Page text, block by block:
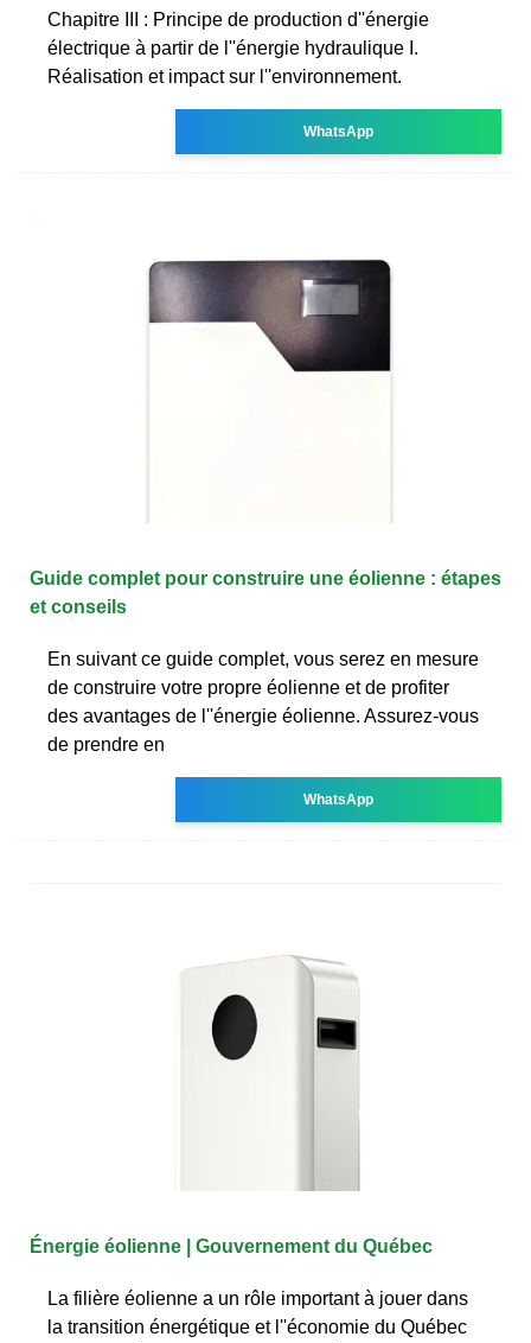
Chapitre III : Principe de production d''énergie
électrique à partir de l''énergie hydraulique I.
Réalisation et impact sur l''environnement.
WhatsApp
Guide complet pour construire une éolienne : étapes
et conseils
En suivant ce guide complet, vous serez en mesure
de construire votre propre éolienne et de profiter
des avantages de l''énergie éolienne. Assurez-vous
de prendre en
WhatsApp
Énergie éolienne | Gouvernement du Québec
La filière éolienne a un rôle important à jouer dans
la transition énergétique et l''économie du Québec